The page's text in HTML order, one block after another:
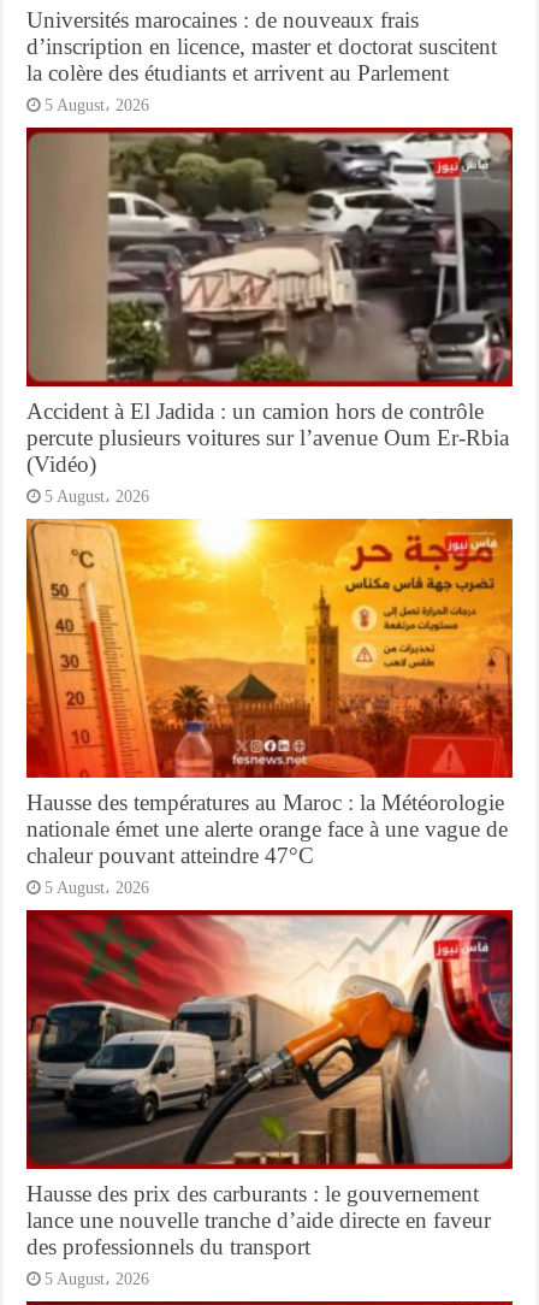
Universités marocaines : de nouveaux frais
d’inscription en licence, master et doctorat suscitent
la colère des étudiants et arrivent au Parlement
5 August، 2026
Accident à El Jadida : un camion hors de contrôle
percute plusieurs voitures sur l’avenue Oum Er-Rbia
(Vidéo)
5 August، 2026
Hausse des températures au Maroc : la Météorologie
nationale émet une alerte orange face à une vague de
chaleur pouvant atteindre 47°C
5 August، 2026
Hausse des prix des carburants : le gouvernement
lance une nouvelle tranche d’aide directe en faveur
des professionnels du transport
5 August، 2026